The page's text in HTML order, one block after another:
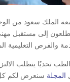
الملك سعود من
إلى مستقبل
والفرص التعليمية
تحديًا يتطلب
المجلة سنعرض لكم